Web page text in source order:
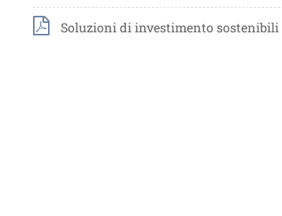
Soluzioni di investimento sostenibili